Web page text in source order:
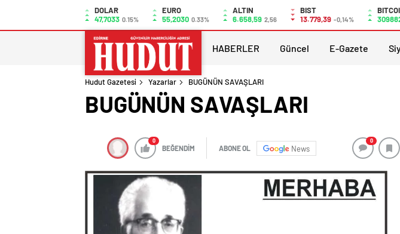
DOLAR
47,7033 0.15%
EURO
55,2030 0.33%
ALTIN
6.658,59 2,56
BIST
13.779,39 -0,14%
HABERLER Güncel E-Gazete
Hudut Gazetesi Yazarlar BUGÜNÜN SAVAŞLARI
BUGÜNÜN SAVAŞLARI
0
BEĞENDİM ABONE OL News
0